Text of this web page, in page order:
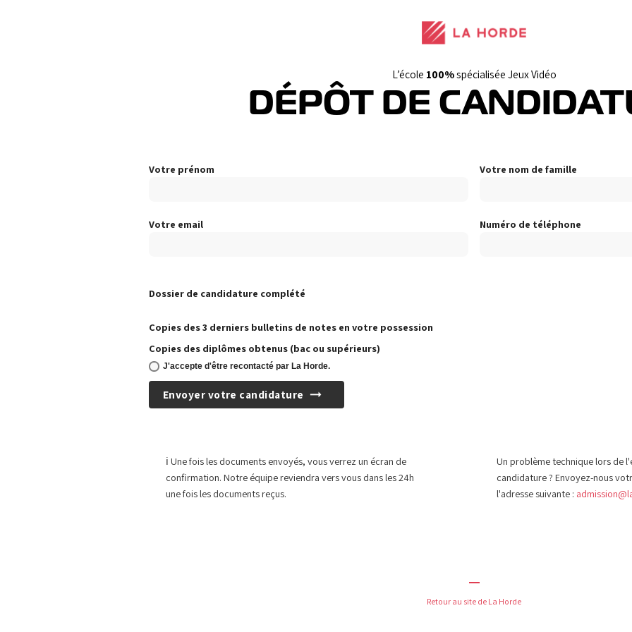
L’école 100%spécialisée Jeux Vidéo
DÉPÔT DE
Votre prénom Votre nom de famille
Votre email Numéro de téléphone
Dossier de candidature complété
Copies des 3 derniers bulletins de notes en votre possession
Copies des diplômes obtenus (bac ou supérieurs)
J'accepte d'être recontacté par La Horde.
Envoyer votre candidature
ℹ️ Une fois les documents envoyés, vous verrez un écran de
confirmation. Notre équipe reviendra versvous dans les 24h
une fois les documents reçus.
Un problème technique lors de
candidature ? Envoyez-nous
l'adresse suivante :
Retour au site de La Horde